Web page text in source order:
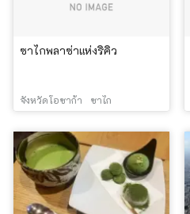
ซาไกพลาซ่าแห่งริคิว
จังหวัดโอซาก้า ซาไก